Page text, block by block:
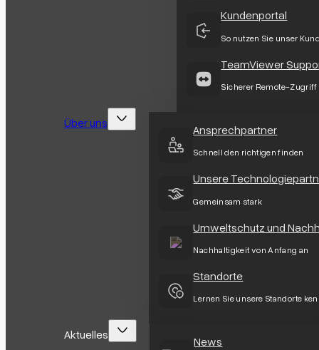
Kundenportal
So nutzen Sie unser
TeamViewer
Sicherer Remote-Zugriff
Über uns Ansprechpartner
Schnell den richtigen finden
Unsere
Gemeinsam stark
Umweltschutz und
Nachhaltigkeit von Anfang an
Standorte
Lernen Sie unsere Standorte
Aktuelles News